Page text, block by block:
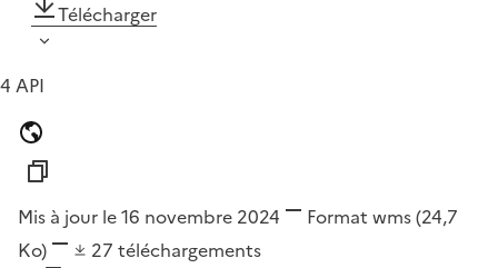
Télécharger
4 API
Mis à jour le 16 novembre 2024 Format wms(24,7
Ko)
27 téléchargements